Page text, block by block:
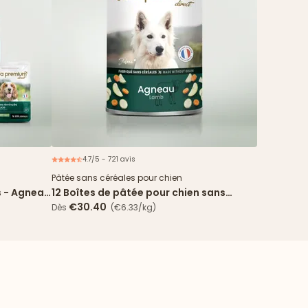
- Agneau
4.7/5 - 721 avis
Pâtée sans céréales pour chien
12 Boîtes de pâtée pour chien sans
céréales - Agneau
Dès €30.40 (€6.33/kg)